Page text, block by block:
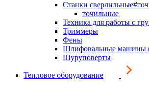
Станки
точильные
Техника для работы с
Триммеры
Фены
Шлифовальные
Шуруповерты
Тепловое оборудование